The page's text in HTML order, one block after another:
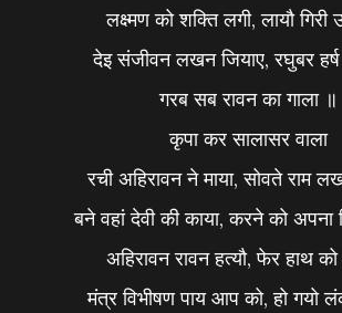
लक्ष्मण को शक्ति लगी, लायौ गिरी
देइ संजीवन लखन जियाए, रघुबर
गरब सब रावन का गाला ॥
कृपा कर सालासर वाला
रची अहिरावन ने माया, सोवते राम
बने वहां देवी की काया, करने को अपना
अहिरावन रावन हत्यौ, फेर हाथ
मंत्र विभीषण पाय आप को, हो गयो